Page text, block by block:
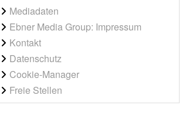
Mediadaten
Ebner Media Group: Impressum
Kontakt
Datenschutz
Cookie-Manager
Freie Stellen